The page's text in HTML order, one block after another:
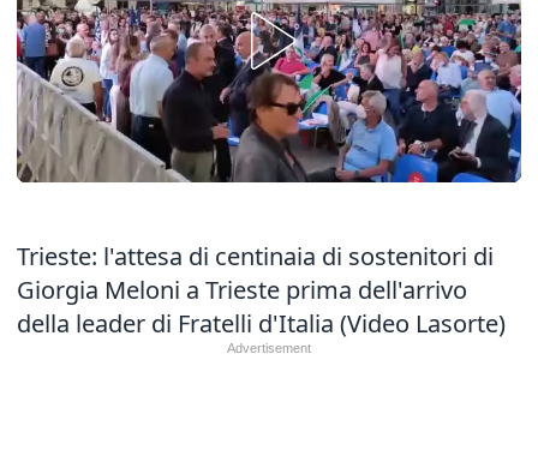
Trieste: l'attesa di centinaia di sostenitori di
Giorgia Meloni a Trieste prima dell'arrivo
della leader di Fratelli d'Italia (Video Lasorte)